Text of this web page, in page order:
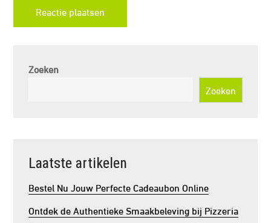
Zoeken
Zoeken
Laatste artikelen
Bestel Nu Jouw Perfecte Cadeaubon Online
Ontdek de Authentieke Smaakbeleving bij Pizzeria